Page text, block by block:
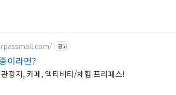
광고
이라면?
광지, 카페, 액티비티/체험 프리패스!